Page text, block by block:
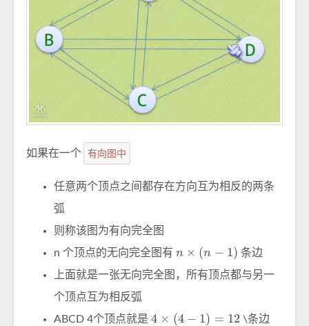
如果在一个 有向图中
任意两个顶点之间都存在方向互为相反的两条
弧
则称该图为有向完全图
n 个顶点的无向完全图有
−
条边
上面就是一张无向完全图，所有顶点都与另一
个顶点互为相反弧
ABCD 4个顶点就是 4 4−1 12 \条边